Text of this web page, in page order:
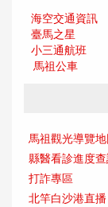
海空交通資訊
臺馬之星
小三通航班
馬祖公車
馬祖觀光導覽
縣醫看診進度
打詐專區
北竿白沙港直播